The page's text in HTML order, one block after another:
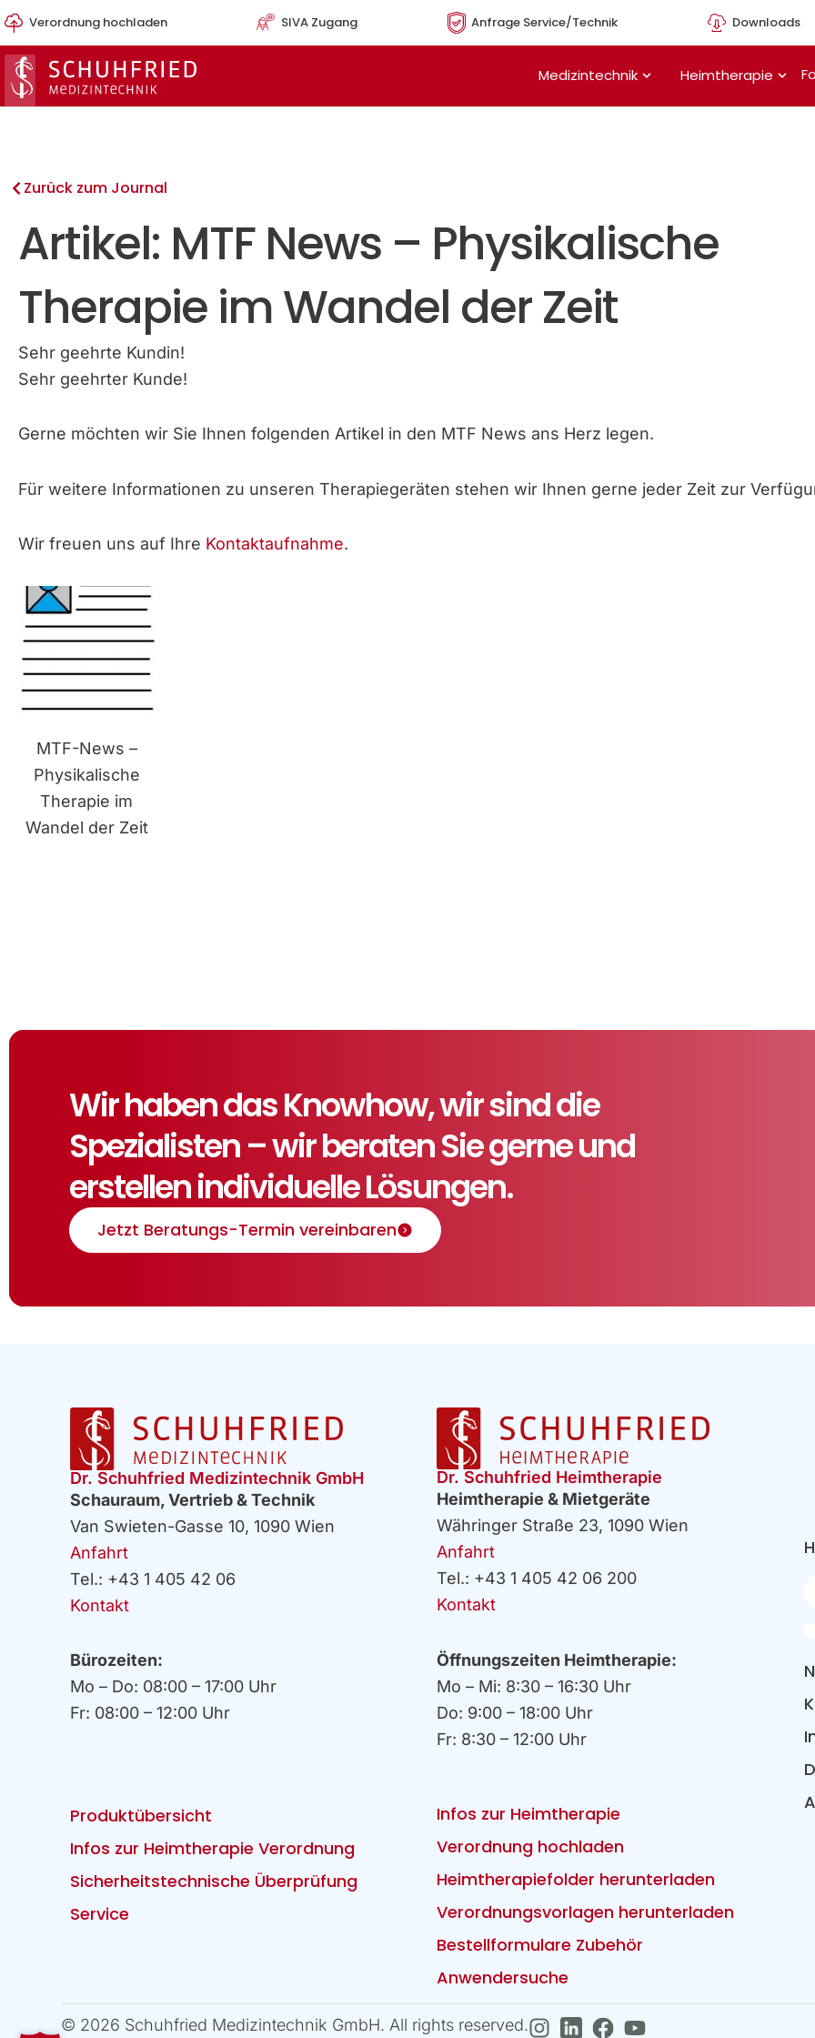
Zum
Inhalt
springen
Verordnung hochladen SIVA Zugang Anfrage Service/Technik Downloads
Medizintechnik Öffne Medizintechnik
Heimtherapie
Zurück zum Journal
Artikel: MTF News – Physikalische
Therapie im Wandel der Zeit
Sehr geehrte Kundin!
Sehr geehrter Kunde!
Gerne möchten wir Sie Ihnen folgenden Artikel in den MTF News ans Herz legen.
Für weitere Informationen zu unseren Therapiegeräten stehen wir Ihnen gerne jeder Zeit zur
Wir freuen uns auf Ihre Kontaktaufnahme.
MTF-News –
Physikalische
Therapie im
Wandel der Zeit
Wir haben das Knowhow, wir sind die
Spezialisten – wir beraten Sie gerne und
erstellen individuelle Lösungen.
Jetzt Beratungs-Termin vereinbaren
Dr. Schuhfried Medizintechnik GmbH
Schauraum, Vertrieb & Technik
Van Swieten-Gasse 10, 1090 Wien
Anfahrt
Tel.: +43 1 405 42 06
Kontakt
Bürozeiten:
Mo – Do: 08:00 – 17:00 Uhr
Fr: 08:00 – 12:00 Uhr
Produktübersicht
Infos zur Heimtherapie Verordnung
Sicherheitstechnische Überprüfung
Service
Dr. Schuhfried Heimtherapie
Heimtherapie & Mietgeräte
Währinger Straße 23, 1090 Wien
Anfahrt
Tel.: +43 1 405 42 06 200
Kontakt
Öffnungszeiten Heimtherapie:
Mo – Mi: 8:30 – 16:30 Uhr
Do: 9:00 – 18:00 Uhr
Fr: 8:30 – 12:00 Uhr
Infos zur Heimtherapie
Verordnung hochladen
Heimtherapiefolder herunterladen
Verordnungsvorlagen herunterladen
Bestellformulare Zubehör
Anwendersuche
© 2026 Schuhfried Medizintechnik GmbH. All rights reserved.